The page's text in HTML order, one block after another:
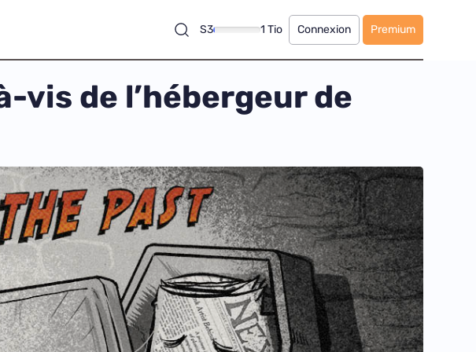
S3 1 Tio Connexion Premium
vis de l’hébergeur de